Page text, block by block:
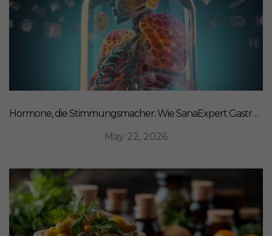
Hormone, die Stimmungsmacher: Wie SanaExpert Gastro Forte Ihre Darm-Hirn-Verbindung unterstützt
May 22, 2026